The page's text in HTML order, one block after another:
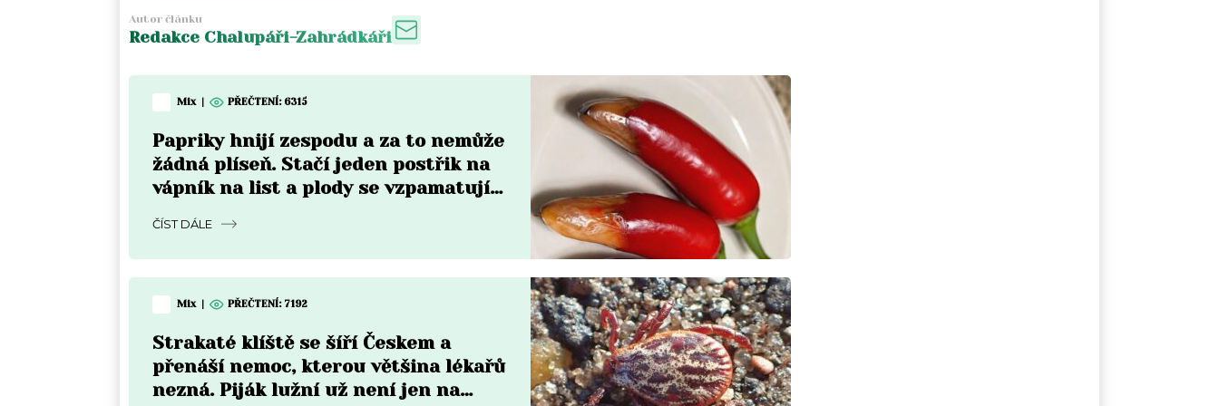
Autor článku
Redakce Chalupáři-Zahrádkáři
Mix PŘEČTENÍ: 6315
Papriky hnijí zespodu a za to nemůže
žádná plíseň. Stačí jeden postřik na
vápník na list a plody se vzpamatují
ČÍST DÁLE
Mix PŘEČTENÍ: 7192
Strakaté klíště se šíří Českem a
přenáší nemoc, kterou většina lékařů
nezná. Piják lužní už není jen na